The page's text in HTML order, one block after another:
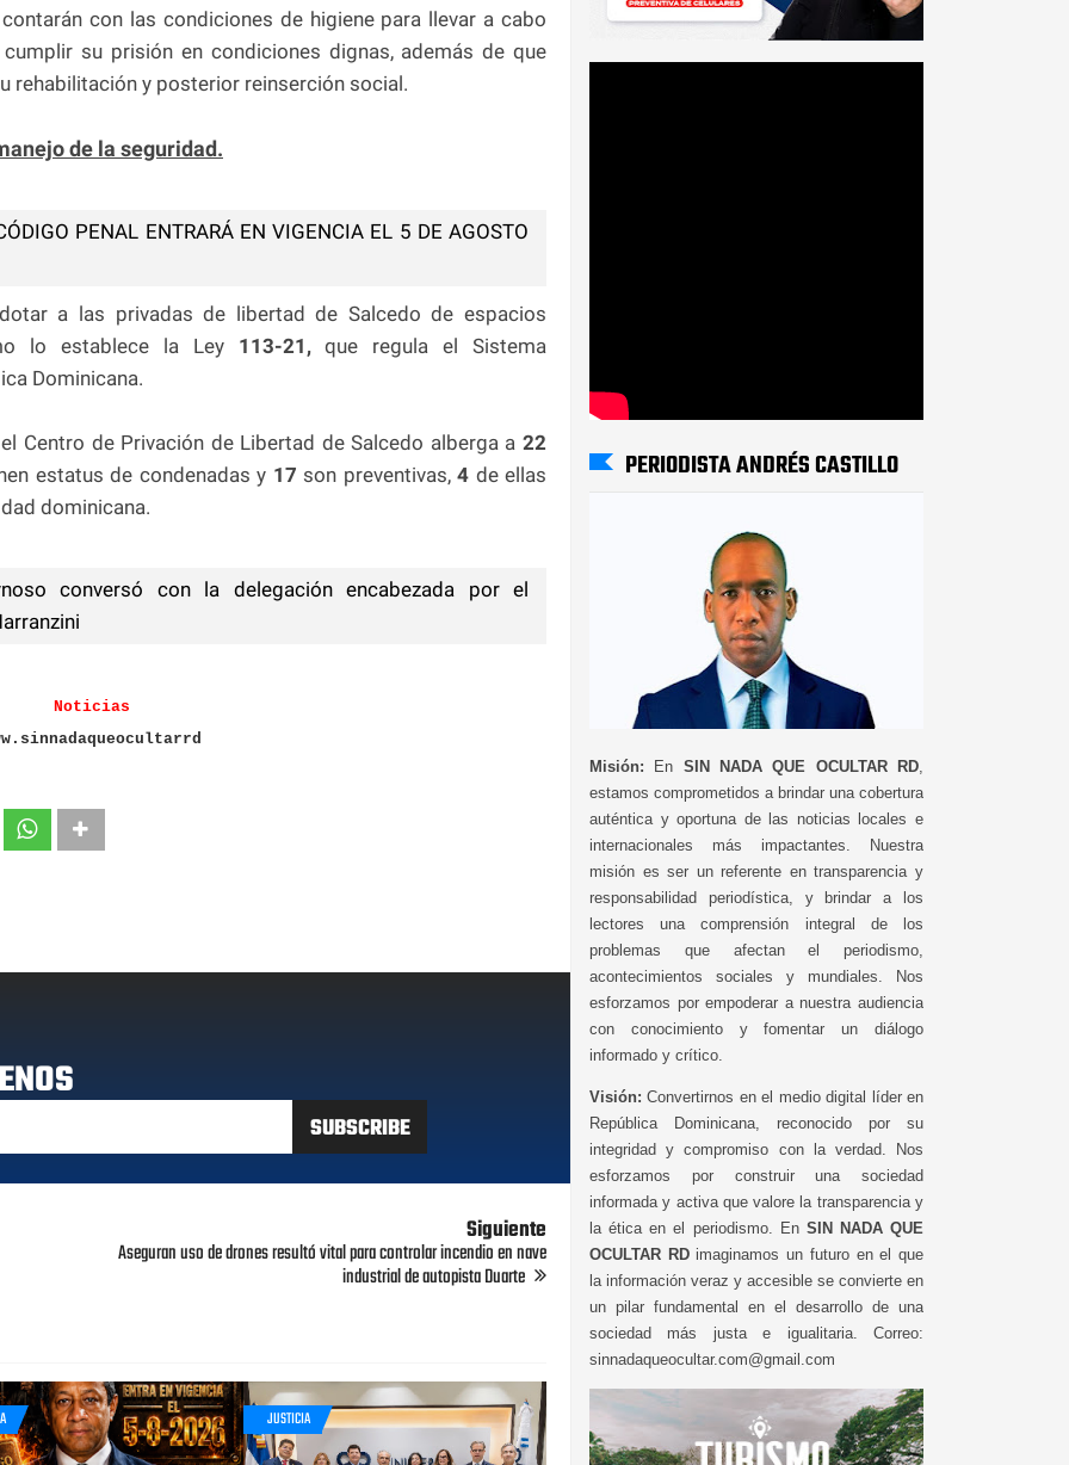
con las condiciones de higiene para llevar a cabo
su prisión en condiciones dignas, además de que
rehabilitación y posterior reinserción social.
de la seguridad.
PENAL ENTRARÁ EN VIGENCIA EL 5 DE AGOSTO
a las privadas de libertad de Salcedo de espacios
lo establece la Ley 113-21,que regula el Sistema
Dominicana.
Centro de Privación de Libertad de Salcedo alberga a 22
estatus de condenadas y 17 son preventivas,4 de ellas
dominicana.
conversó con la delegación encabezada por el
Noticias
Siguiente
Aseguran uso de drones resultó vital para controlar incendio en nave
industrial de autopista Duarte
JUSTICIA
PERIODISTA ANDRÉS CASTILLO
Misión: En SIN NADA QUE OCULTAR RD
estamos comprometidos a brindar una cobertura
auténtica y oportuna de las noticias locales e
internacionales más impactantes. Nuestra
misión es ser un referente en transparencia y
responsabilidad periodística, y brindar a los
lectores una comprensión integral de los
problemas que afectan el periodismo,
acontecimientos sociales y mundiales. Nos
esforzamos por empoderar a nuestra audiencia
con conocimiento y fomentar un diálogo
informado y crítico.
Visión: Convertirnos en el medio digital líder en
República Dominicana, reconocido por su
integridad y compromiso con la verdad. Nos
esforzamos por construir una sociedad
informada y activa que valore la transparencia y
la ética en el periodismo. En SIN NADA QUE
OCULTAR RDimaginamos un futuro en el que
la información veraz y accesible se convierte en
un pilar fundamental en el desarrollo de una
sociedad más justa e igualitaria. Correo:
sinnadaqueocultar.com@gmail.com